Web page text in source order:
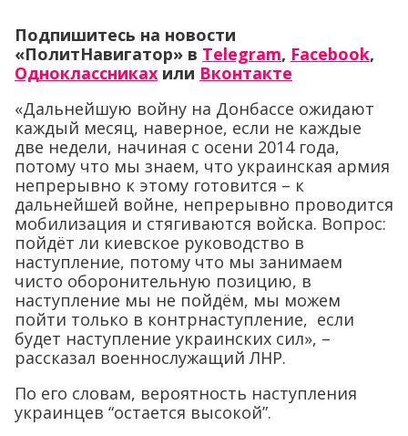
Подпишитесь на новости
«ПолитНавигатор» в Telegram, Facebook,
Одноклассниках или Вконтакте
«Дальнейшую войну на Донбассе ожидают
каждый месяц, наверное, если не каждые
две недели, начиная с осени 2014 года,
потому что мы знаем, что украинская армия
непрерывно к этому готовится – к
дальнейшей войне, непрерывно проводится
мобилизация и стягиваются войска. Вопрос:
пойдёт ли киевское руководство в
наступление, потому что мы занимаем
чисто оборонительную позицию, в
наступление мы не пойдём, мы можем
пойти только в контрнаступление, если
будет наступление украинских сил», –
рассказал военнослужащий ЛНР.
По его словам, вероятность наступления
украинцев “остается высокой”.